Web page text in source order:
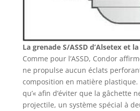
La grenade S/ASSD d’Alsetex et
Comme pour l’ASSD, Condor
ne propulse aucun éclats
composition en matière plastique.
qu’« afin d’éviter que la gâchette
projectile, un système spécial à